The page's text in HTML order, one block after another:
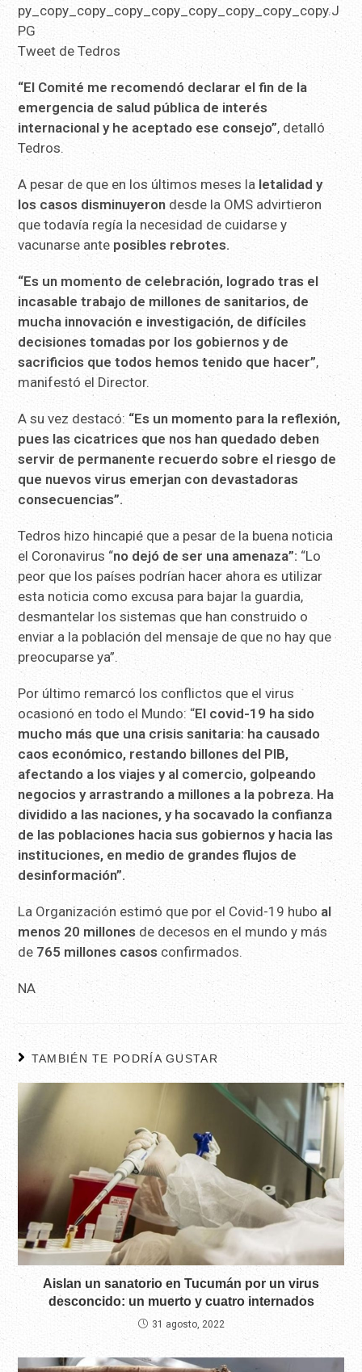
Tweet de Tedros
“El Comité me recomendó declarar el fin de la
emergencia de salud pública de interés
internacional y he aceptado ese consejo”, detalló
Tedros.
A pesar de que en los últimos meses la letalidad y
los casos disminuyeron desde la OMS advirtieron
que todavía regía la necesidad de cuidarse y
vacunarse ante posibles rebrotes.
“Es un momento de celebración, logrado tras el
incasable trabajo de millones de sanitarios, de
mucha innovación e investigación, de difíciles
decisiones tomadas por los gobiernos y de
sacrificios que todos hemos tenido que hacer”,
manifestó el Director.
A su vez destacó: “Es un momento para la reflexión,
pues las cicatrices que nos han quedado deben
servir de permanente recuerdo sobre el riesgo de
que nuevos virus emerjan con devastadoras
consecuencias”.
Tedros hizo hincapié que a pesar de la buena noticia
el Coronavirus “no dejó de ser una amenaza”: “Lo
peor que los países podrían hacer ahora es utilizar
esta noticia como excusa para bajar la guardia,
desmantelar los sistemas que han construido o
enviar a la población del mensaje de que no hay que
preocuparse ya”.
Por último remarcó los conflictos que el virus
ocasionó en todo el Mundo: “El covid-19 ha sido
mucho más que una crisis sanitaria: ha causado
caos económico, restando billones del PIB,
afectando a los viajes y al comercio, golpeando
negocios y arrastrando a millones a la pobreza. Ha
dividido a las naciones, y ha socavado la confianza
de las poblaciones hacia sus gobiernos y hacia las
instituciones, en medio de grandes flujos de
desinformación”.
La Organización estimó que por el Covid-19 hubo al
menos 20 millones de decesos en el mundo y más
de 765 millones casos confirmados.
NA
TAMBIÉN TE PODRÍA GUSTAR
Aislan un sanatorio en Tucumán por un virus
desconcido: un muerto y cuatro internados
31 agosto, 2022